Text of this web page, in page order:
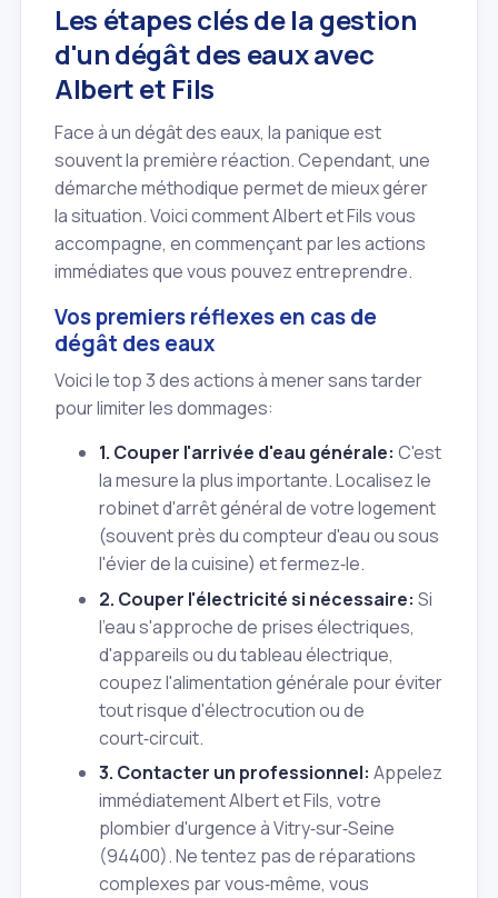
Les étapes clés de la gestion
d'un dégât des eaux avec
Albert et Fils
Face à un dégât des eaux, la panique est
souvent la première réaction. Cependant, une
démarche méthodique permet de mieux gérer
la situation. Voici comment Albert et Fils vous
accompagne, en commençant par les actions
immédiates que vous pouvez entreprendre.
Vos premiers réflexes en cas de
dégât des eaux
Voici le top 3 des actions à mener sans tarder
pour limiter les dommages:
1. Couper l'arrivée d'eau générale: C'est
la mesure la plus importante. Localisez le
robinet d'arrêt général de votre logement
(souvent près du compteur d'eau ou sous
l'évier de la cuisine) et fermez‑le.
2. Couper l'électricité si nécessaire: Si
l'eau s'approche de prises électriques,
d'appareils ou du tableau électrique,
coupez l'alimentation générale pour éviter
tout risque d'électrocution ou de
court‑circuit.
3. Contacter un professionnel: Appelez
immédiatement Albert et Fils, votre
plombier d'urgence à Vitry‑sur‑Seine
(94400). Ne tentez pas de réparations
complexes par vous‑même, vous